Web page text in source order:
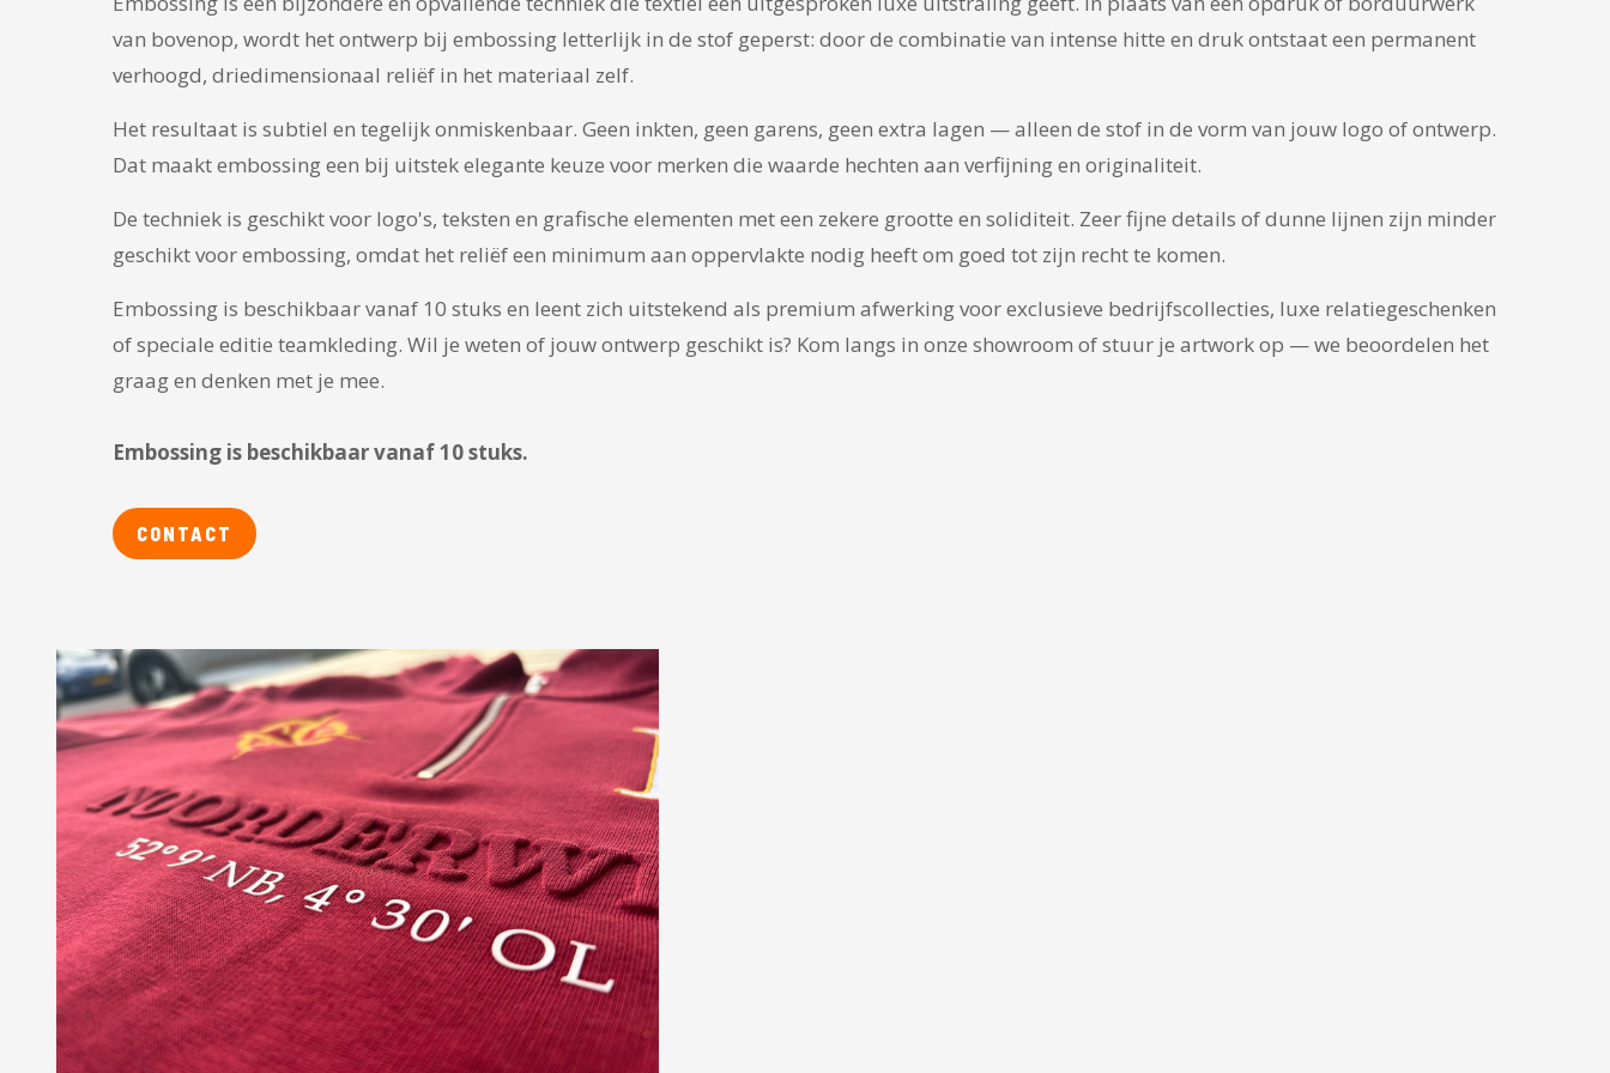
van bovenop, wordt het ontwerp bij embossing letterlijk in de stof geperst: door de combinatie van intense hitte en druk ontstaat een permanent
verhoogd, driedimensionaal reliëf in het materiaal zelf.
Het resultaat is subtiel en tegelijk onmiskenbaar. Geen inkten, geen garens, geen extra lagen — alleen de stof in de vorm van jouw logo of ontwerp.
Dat maakt embossing een bij uitstek elegante keuze voor merken die waarde hechten aan verfijning en originaliteit.
De techniek is geschikt voor logo's, teksten en grafische elementen met een zekere grootte en soliditeit. Zeer fijne details of dunne lijnen zijn minder
geschikt voor embossing, omdat het reliëf een minimum aan oppervlakte nodig heeft om goed tot zijn recht te komen.
Embossing is beschikbaar vanaf 10 stuks en leent zich uitstekend als premium afwerking voor exclusieve bedrijfscollecties, luxe relatiegeschenken
of speciale editie teamkleding. Wil je weten of jouw ontwerp geschikt is? Kom langs in onze showroom of stuur je artwork op — we beoordelen het
graag en denken met je mee.
Embossing is beschikbaar vanaf 10 stuks.
CONTACT